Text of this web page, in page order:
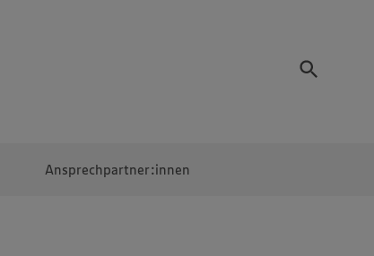
Ansprechpartner:innen